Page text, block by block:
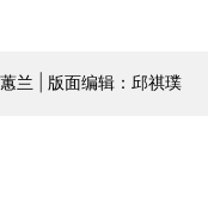
兰 | 版面编辑：邱祺璞